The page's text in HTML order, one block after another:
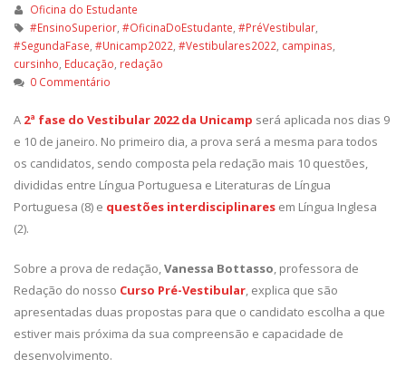
Oficina do Estudante
#EnsinoSuperior, #OficinaDoEstudante #PréVestibular,
#SegundaFase #Unicamp2022 #Vestibulares2022 campinas
cursinho Educação redação
0 Commentário
A 2ª fase do Vestibular 2022 da Unicamp será aplicada nos dias 9
e 10 de janeiro. No primeiro dia, a prova será a mesma para todos
os candidatos, sendo composta pela redação mais 10 questões,
divididas entre Língua Portuguesa e Literaturas de Língua
Portuguesa (8) e questões interdisciplinares em Língua Inglesa
(2).
Sobre a prova de redação,Vanessa Bottasso, professora de
Redação do nosso Curso Pré-Vestibular, explica que são
apresentadas duas propostas para que o candidato escolha a que
estiver mais próxima da sua compreensão e capacidade de
desenvolvimento.